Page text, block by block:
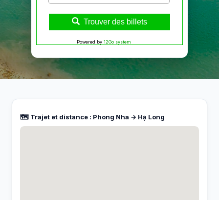
Trouver des billets
Powered by 12Go system
🗺️ Trajet et distance : Phong Nha → Hạ Long